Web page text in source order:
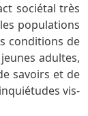
sociétal très
populations
conditions de
adultes,
savoirs et de
vis-